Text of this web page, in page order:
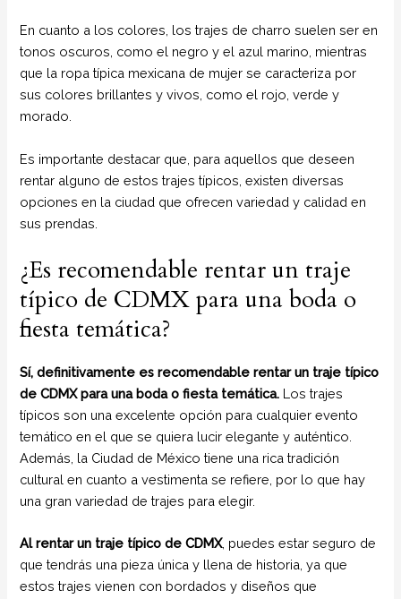
En cuanto a los colores, los trajes de charro suelen ser en
tonos oscuros, como el negro y el azul marino, mientras
que la ropa típica mexicana de mujer se caracteriza por
sus colores brillantes y vivos, como el rojo, verde y
morado.
Es importante destacar que, para aquellos que deseen
rentar alguno de estos trajes típicos, existen diversas
opciones en la ciudad que ofrecen variedad y calidad en
sus prendas.
¿Es recomendable rentar un traje
típico de CDMX para una boda o
fiesta temática?
Sí, definitivamente es recomendable rentar un traje típico
de CDMX para una boda o fiesta temática. Los trajes
típicos son una excelente opción para cualquier evento
temático en el que se quiera lucir elegante y auténtico.
Además, la Ciudad de México tiene una rica tradición
cultural en cuanto a vestimenta se refiere, por lo que hay
una gran variedad de trajes para elegir.
Al rentar un traje típico de CDMX, puedes estar seguro de
que tendrás una pieza única y llena de historia, ya que
estos trajes vienen con bordados y diseños que